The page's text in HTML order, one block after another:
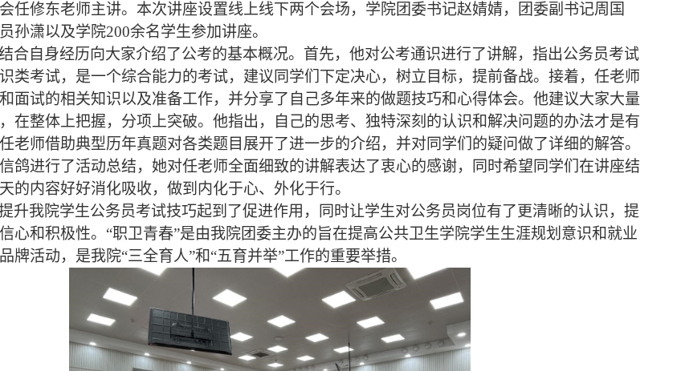
任修东老师主讲。本次讲座设置线上线下两个会场，学院团委书记赵婧婧，团委副书记周国
孙潇以及学院200余名学生参加讲座。
合自身经历向大家介绍了公考的基本概况。首先，他对公考通识进行了讲解，指出公务员考试
类考试，是一个综合能力的考试，建议同学们下定决心，树立目标，提前备战。接着，任老师
面试的相关知识以及准备工作，并分享了自己多年来的做题技巧和心得体会。他建议大家大量
在整体上把握，分项上突破。他指出，自己的思考、独特深刻的认识和解决问题的办法才是有
老师借助典型历年真题对各类题目展开了进一步的介绍，并对同学们的疑问做了详细的解答。
鸽进行了活动总结，她对任老师全面细致的讲解表达了衷心的感谢，同时希望同学们在讲座结
的内容好好消化吸收，做到内化于心、外化于行。
升我院学生公务员考试技巧起到了促进作用，同时让学生对公务员岗位有了更清晰的认识，提
心和积极性。“职卫青春”是由我院团委主办的旨在提高公共卫生学院学生生涯规划意识和就业
牌活动，是我院“三全育人”和“五育并举”工作的重要举措。